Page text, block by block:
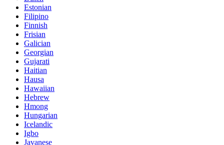
Estonian
Filipino
Finnish
Frisian
Galician
Georgian
Gujarati
Haitian
Hausa
Hawaiian
Hebrew
Hmong
Hungarian
Icelandic
Igbo
Javanese